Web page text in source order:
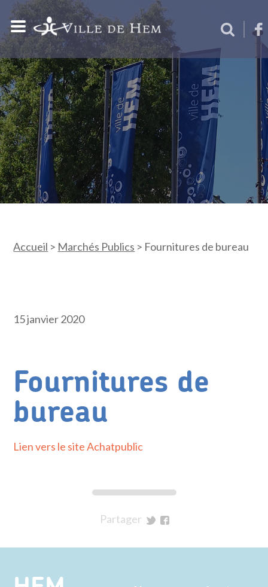
Accueil > Marchés Publics > Fournitures de bureau
15 janvier 2020
Fournitures de
bureau
Lien vers le site Achatpublic
Partager
Twitter
Facebook